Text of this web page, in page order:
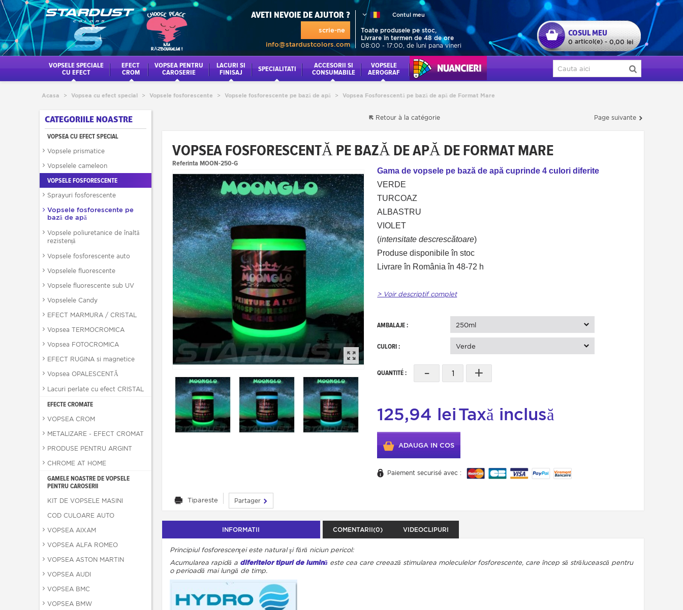
COSUL MEU
0 articol(e) - 0,00 lei
AVETI NEVOIE DE AJUTOR ?
scrie-ne
info@stardustcolors.com
Contul meu
Toate produsele pe stoc,
Livrare în termen de 48 de ore
08:00 - 17:00, de luni pana vineri
VOPSELE SPECIALE
CU EFECT
EFECT
CROM
VOPSEA PENTRU
CAROSERIE
LACURI SI
FINISAJ
SPECIALITATI
ACCESORII SI
CONSUMABILE
VOPSELE
AEROGRAF
NUANCIERI
Acasa > Vopsea cu efect special > Vopsele fosforescente > Vopsele fosforescente pe bază de apă > Vopsea Fosforescentă pe bază de apă de Format Mare
CATEGORIILE NOASTRE
VOPSEA CU EFECT SPECIAL
Vopsele prismatice
Vopselele cameleon
VOPSELE FOSFORESCENTE
Sprayuri fosforescente
Vopsele fosforescente pe
bază de apă
Vopsele poliuretanice de înaltă
rezistență
Vopsele fosforescente auto
Vopselele fluorescente
Vopsele fluorescente sub UV
Vopselele Candy
EFECT MARMURA / CRISTAL
Vopsea TERMOCROMICA
Vopsea FOTOCROMICA
EFECT RUGINA si magnetice
Vopsea OPALESCENTĂ
Lacuri perlate cu efect CRISTAL
EFECTE CROMATE
VOPSEA CROM
METALIZARE - EFECT CROMAT
PRODUSE PENTRU ARGINT
CHROME AT HOME
GAMELE NOASTRE DE VOPSELE
PENTRU CAROSERII
KIT DE VOPSELE MASINI
COD CULOARE AUTO
VOPSEA AIXAM
VOPSEA ALFA ROMEO
VOPSEA ASTON MARTIN
VOPSEA AUDI
VOPSEA BMC
VOPSEA BMW
Page suivante
Retour à la catégorie
VOPSEA FOSFORESCENTĂ PE BAZĂ DE APĂ DE FORMAT MARE
Referinta MOON-250-G
Gama de vopsele pe bază de apă cuprinde 4 culori diferite
VERDE
TURCOAZ
ALBASTRU
VIOLET
(intensitate descrescătoare)
Produse disponibile în stoc
Livrare în România în 48-72 h
> Voir descriptif complet
AMBALAJE : 250ml
CULORI : Verde
QUANTITÉ : - +
125,94 leiTaxă inclusă
ADAUGA IN COS
Paiement securisé avec :
Tipareste Partager
INFORMATII COMENTARII(0) VIDEOCLIPURI
Principiul fosforescenţei este natural şi fără niciun pericol:
Acumularea rapidă a diferitelor tipuri de lumină este cea care creează stimularea moleculelor fosforescente, care încep să strălucească pentru
o perioadă mai lungă de timp.